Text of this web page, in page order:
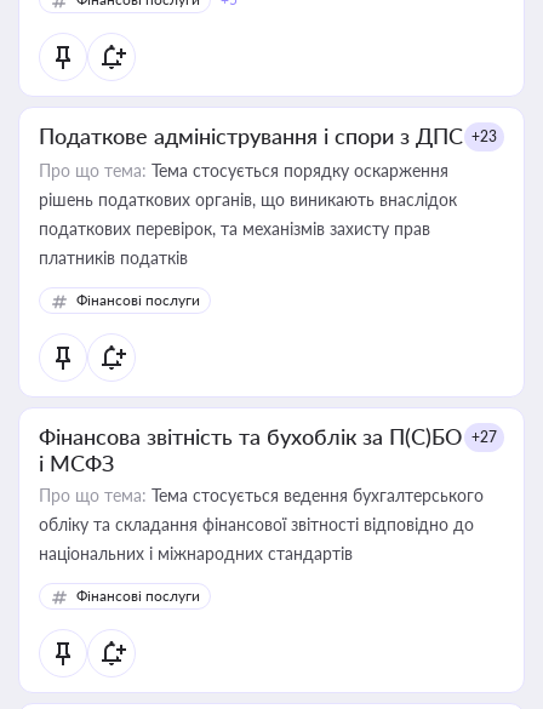
Податкове адміністрування і спори з ДПС +23
Про що тема: Тема стосується порядку оскарження
рішень податкових органів, що виникають внаслідок
податкових перевірок, та механізмів захисту прав
платників податків
Фінансові послуги
Фінансова звітність та бухоблік за П(С)БО
і МСФЗ
+27
Про що тема: Тема стосується ведення бухгалтерського
обліку та складання фінансової звітності відповідно до
національних і міжнародних стандартів
Фінансові послуги